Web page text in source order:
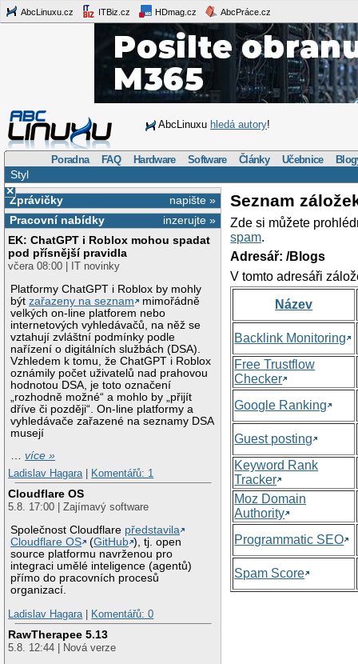
AbcLinuxu.cz ITBiz.cz HDmag.cz AbcPráce.cz
AbcLinuxu hledá autory!
Poradna FAQ Hardware Software Články Učebnice
Styl
×
napište »
Zprávičky
inzerujte »
Pracovní nabídky
EK: ChatGPT i Roblox mohou spadat
pod přísnější pravidla
včera 08:00 | IT novinky
Platformy ChatGPT i Roblox by mohly
býtzařazeny na seznam
mimořádně
velkých on-line platforem nebo
internetových vyhledávačů, na něž se
vztahují zvláštní podmínky podle
nařízení o digitálních službách (DSA).
Vzhledem k tomu, že ChatGPT i Roblox
oznámily počet uživatelů nad prahovou
hodnotou DSA, je toto označení
„rozhodně možné“ a mohlo by „přijít
dříve či později“. On-line platformy a
vyhledávače zařazené na seznamy DSA
musejí
…více »
Ladislav Hagara
Komentářů: 1
Cloudflare OS
5.8. 17:00 | Zajímavý software
Společnost Cloudflare představila
Cloudflare OS
(GitHub ), tj. open
source platformu navrženou pro
integraci umělé inteligence (agentů)
přímo do pracovních procesů
organizací.
Ladislav Hagara
Komentářů: 0
RawTherapee 5.13
5.8. 12:44 | Nová verze
Seznam
Zde si můžete
spam.
Adresář: /Blogs
V tomto adresáři
Název
Backlink Monitoring
Free Trustflow
Checker
Google Ranking
Guest posting
Keyword Rank
Tracker
Moz Domain
Authority
Programmatic SEO
Spam Score